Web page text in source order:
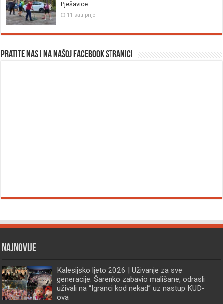
Pješavice
11 sati prije
Pratite nas i na našoj facebook stranici
Najnovije
Kalesijsko ljeto 2026 | Uživanje za sve
generacije: Šarenko zabavio mališane, odrasli
uživali na “Igranci kod nekad” uz nastup KUD-
ova